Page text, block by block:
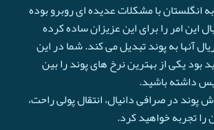
به انگلستان با مشکلات عدیده ای روبرو بوده
این امر را برای این عزیزان ساده کرده
آنها به پوند تبدیل می کند. شما در این
بود یکی از بهترین نرخ های پوند را بین
داشته باشید.
پوند در صرافی دانیال، انتقال پولی راحت،
تجربه خواهید کرد.